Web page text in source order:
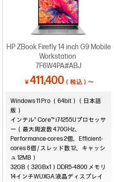
HP ZBook Firefly 14 inch G9 Mobile
Workstation
7F6W4PA#ABJ
￥411,400（税込）～
Windows 11 Pro （64bit）（日本語
版）
インテル® Core™ i7-1255Uプロセッサ
ー（最大周波数 4.70GHz、
Performance-cores 2個、Efficient-
cores 8個 / スレッド数 12、キャッシ
ュ 12MB）
32GB（32GBx1）DDR5-4800
14インチWUXGA 液晶ディスプレイ